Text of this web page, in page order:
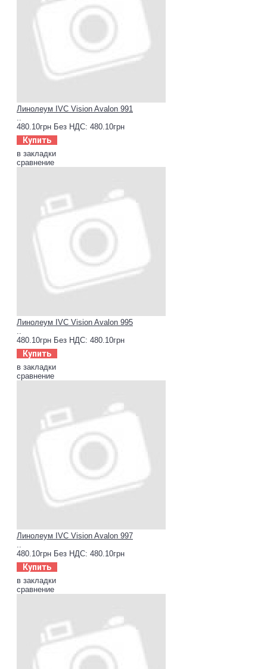
Линолеум IVC Vision Avalon 991
480.10грн Без НДС: 480.10грн
Купить
в закладки
сравнение
Линолеум IVC Vision Avalon 995
480.10грн Без НДС: 480.10грн
Купить
в закладки
сравнение
Линолеум IVC Vision Avalon 997
480.10грн Без НДС: 480.10грн
Купить
в закладки
сравнение